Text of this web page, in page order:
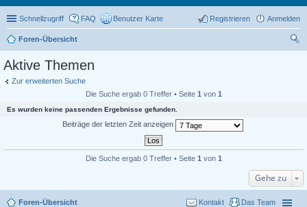
Schnellzugriff FAQ Benutzer Karte Anmelden
Registrieren
Foren-Übersicht
Aktive Themen
Zur erweiterten Suche
Die Suche ergab 0 Treffer • Seite 1 von 1
Es wurden keine passenden Ergebnisse gefunden.
Beiträge der letzten Zeit anzeigen
Die Suche ergab 0 Treffer • Seite 1 von 1
Gehe zu
Foren-Übersicht Das Team
Kontakt